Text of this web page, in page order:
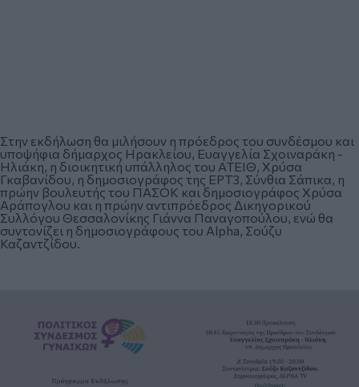
Στην εκδήλωση θα μιλήσουν η πρόεδρος του συνδέσμου και
υποψήφια δήμαρχος Ηρακλείου, Ευαγγελία Σχοιναράκη -
Ηλιάκη, η διοικητική υπάλληλος του ΑΤΕΙΘ, Χρύσα
Γκαβανίδου, η δημοσιογράφος της ΕΡΤ3, Σύνθια Σάπικα, η
πρώην βουλευτής του ΠΑΣΟΚ και δημοσιογράφος Χρύσα
Αράπογλου και η πρώην αντιπρόεδρος Δικηγορικού
Συλλόγου Θεσσαλονίκης Γιάννα Παναγοπούλου, ενώ θα
συντονίζει η δημοσιογράφους του Alpha, Σούζυ
Καζαντζίδου.